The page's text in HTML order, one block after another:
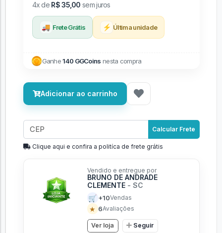
4x de R$ 35,00 sem juros
🚚 Frete Grátis ⚡ Última unidade
Ganhe140 GGCoins nesta compra
Adicionar ao carrinho
Calcular Frete
Clique aqui e confira a politíca de frete grátis
Vendido e entregue por
BRUNO DE ANDRADE
CLEMENTE - SC
🛒 +10Vendas
★ 6Avaliações
Ver loja Seguir